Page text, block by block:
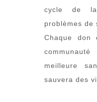
cycle de
problèmes de
Chaque don
meilleure
sauvera des